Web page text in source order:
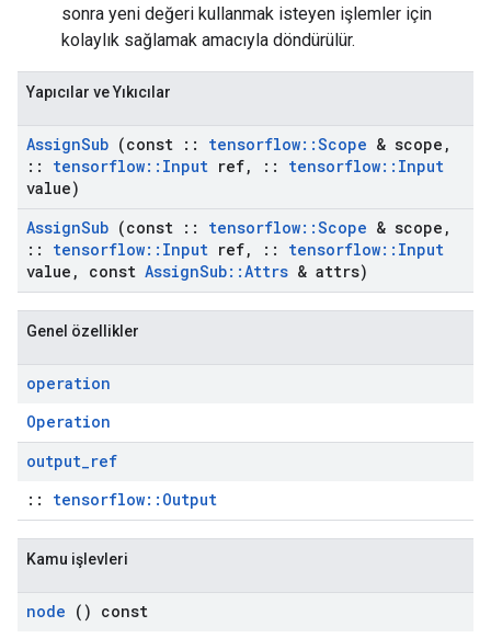
sonra yeni değeri kullanmak isteyen işlemler için
kolaylık sağlamak amacıyla döndürülür.
Yapıcılar ve Yıkıcılar
AssignSub (const :: tensorflow::Scope & scope ,
::
tensorflow:: Input ref, :: tensorflow:: Input
value)
AssignSub (const :: tensorflow::Scope & scope ,
::
tensorflow:: Input ref, :: tensorflow:: Input
value , const AssignSub::Attrs & attrs)
Genel özellikler
operation
Operation
output_ref
:: tensorflow::Output
Kamu işlevleri
node () const